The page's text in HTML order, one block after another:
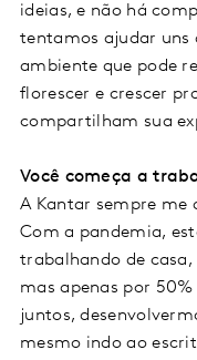
ideias, e não há
tentamos ajudar uns
ambiente que pode
florescer e crescer
compartilham sua
Você começa a
A Kantar sempre me
Com a pandemia,
trabalhando de
mas apenas por
juntos,
mesmo indo ao